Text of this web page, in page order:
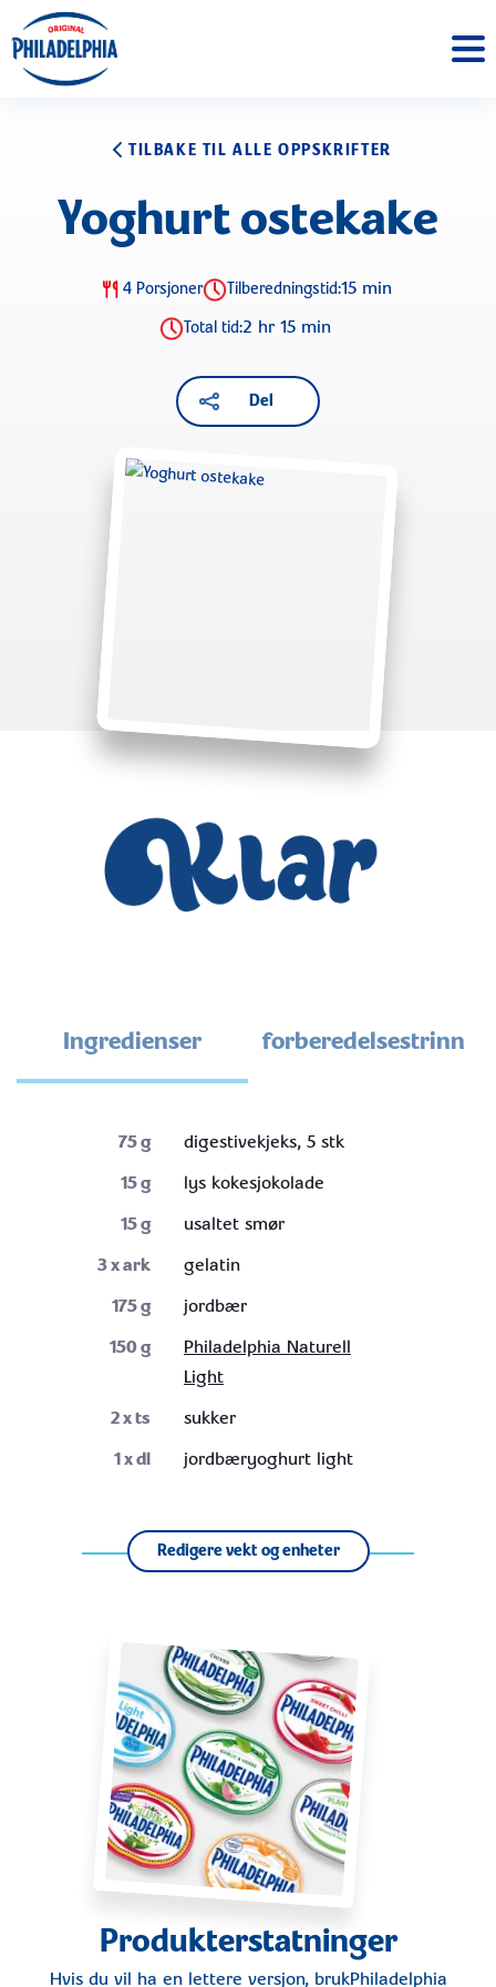
TILBAKE TIL ALLE OPPSKRIFTER
Yoghurt ostekake
4 Porsjoner Tilberedningstid:15 min
Total tid:2 hr 15 min
Del
Ingredienser forberedelsestrinn
75g
digestivekjeks, 5 stk
15g
lys kokesjokolade
15g
usaltet smør
3x ark
gelatin
175g
jordbær
150g
Philadelphia Naturell
Light
2x ts
sukker
1x dl jordbæryoghurt light
Redigere vekt og enheter
Produkterstatninger
Hvis du vil ha en lettere versjon, brukPhiladelphia